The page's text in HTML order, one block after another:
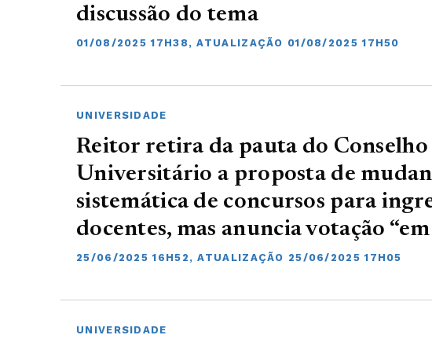
discussão do tema
01/08/2025 17H38, ATUALIZAÇÃO 01/08/2025 17H50
UNIVERSIDADE
Reitor retira da pauta do Conselho
Universitário a proposta de
sistemática de concursos para
docentes, mas anuncia votação
25/06/2025 16H52, ATUALIZAÇÃO 25/06/2025 17H05
UNIVERSIDADE